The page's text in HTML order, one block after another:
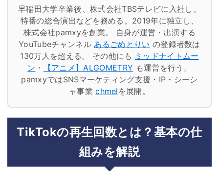
早稲田大学卒業後、株式会社TBSテレビに入社し、
特番の総合演出などを務める。2019年に独立し、
株式会社pamxyを創業。
自身が運営・出演する
YouTubeチャンネル あるごめとりい の登録者数は
130万人を超える。
その他にも ミッドナイトムー
ン ・ 【アニメ】ALGOMETRY も運営を行う。
pamxyではSNSマーケティング支援・IP・シーシ
ャ事業chmel を展開。
TikTokの再生回数とは？基本の仕
組みを解説